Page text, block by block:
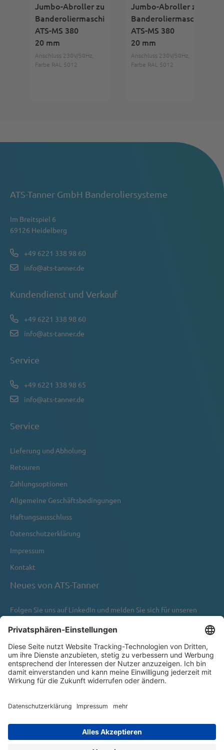
Jumbo-Abroller zu
Banderoliermaschine
ATS-MS 380
20 mm
Anschluss 230V/50Hz,
Farbe RAL 5012
Jumbo-Abroller zu
Banderoliermaschine
ATS-MS 380
20 mm
Anschluss 230V/50Hz,
Farbe RAL 5012
ATS-Tanner GmbH Banderoliersysteme
Im Breitspiel 6
69126 Heidelberg
+49 6221 338 98 60
info@ats-tanner.de
Kundendienst und Verkauf
+49 6221 338 98 60
info@ats-tanner.de
Service
+49 6221 338 98 65
info@ats-tanner.de
Service
Lieferung und Abholung
Retouren
Zahlungsoptionen
Allgemeine Geschäftsbedingungen
Haftungsausschluss
Datenschutzerklärung
Impressum
Kontakt
Neues von ATS-Tanner
Folgen Sie uns aufLinkedIn und melden Sie sich für unseren
Newsletter